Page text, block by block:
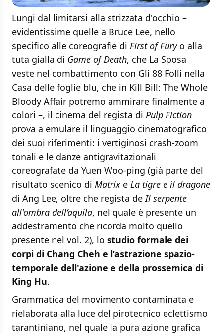
Lungi dal limitarsi alla strizzata d'occhio –
evidentissime quelle a Bruce Lee, nello
specifico alle coreografie di First of Furyo alla
tuta gialla di Game of Death, che La Sposa
veste nel combattimento con Gli 88 Folli nella
Casa delle foglie blu, che in Kill Bill: The Whole
Bloody Affair potremo ammirare finalmente a
colori –, il cinema del regista di Pulp Fiction
prova a emulare il linguaggio cinematografico
dei suoi riferimenti: i vertiginosi crash-zoom
tonali e le danze antigravitazionali
coreografate da Yuen Woo-ping (già parte del
risultato scenico di Matrix e La tigre e il dragone
di Ang Lee, oltre che regista deIl serpente
all'ombra dell’aquila, nel quale è presente un
addestramento che ricorda molto quello
presente nel vol. 2), lo studio formale dei
corpi di Chang Cheh e l’astrazione spazio-
temporale dell'azione e della prossemica di
King Hu.
Grammatica del movimento contaminata e
rielaborata alla luce del pirotecnico eclettismo
tarantiniano, nel quale la pura azione grafica